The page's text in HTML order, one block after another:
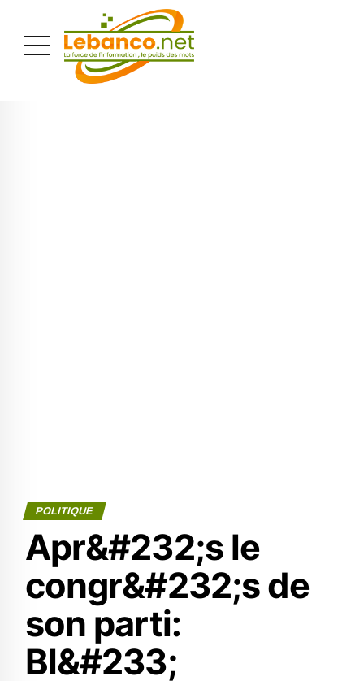
POLITIQUE
Apr&#232;s le
congr&#232;s de
son parti:
Bl&#233;